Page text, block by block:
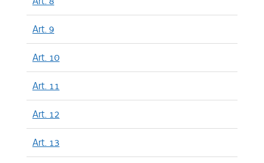
Art. 9
Art. 10
Art. 11
Art. 12
Art. 13